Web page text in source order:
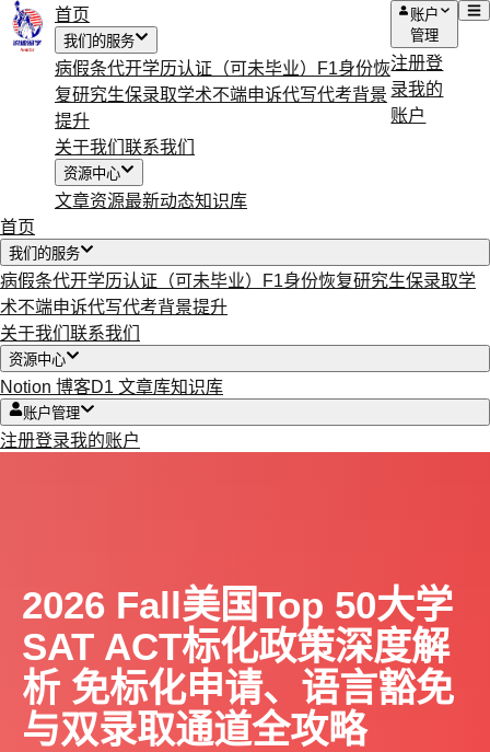
首页
我们的服务
病假条代开学历认证（可未毕业）
F1身份恢
复研究生保录取学术不端申诉代写代考背景
提升
关于我们 联系我们
资源中心
文章资源最新动态知识库
账户
管理
注册登
录我的
账户
首页
我们的服务
病假条代开学历认证（可未毕业） F1身份恢复研究生保录取学
术不端申诉代写代考背景提升
关于我们 联系我们
资源中心
Notion 博客D1 文章库知识库
账户管理
注册登录我的账户
2026 Fall美国Top 50大学
SAT ACT标化政策深度解
析 免标化申请、语言豁免
与双录取通道全攻略